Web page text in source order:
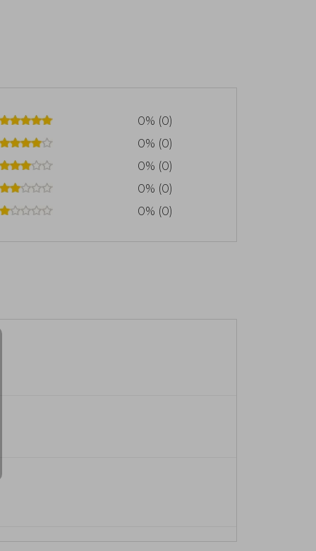
0% (0)
0% (0)
0% (0)
0% (0)
0% (0)